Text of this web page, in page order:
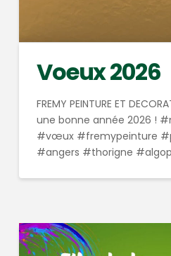
Voeux 2026
FREMY PEINTURE ET
une bonne année 2026 !
#vœux #fremypeinture
#angers #thorigne